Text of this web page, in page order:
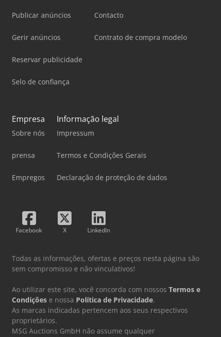
Publicar anúncios
Gerir anúncios
Reservar publicidade
Selo de confiança
Contacto
Contrato de compra modelo
Empresa
Sobre nós
prensa
Empregos
Informação legal
Impressum
Termos e Condições Gerais
Declaração de proteção de dados
Facebook X LinkedIn
Todas as informações, ofertas e preços nesta página são
sem compromisso e não vinculativos!
Ao utilizar este site, você concorda com nossos Termos e
Condições e nossa Política de Privacidade.
As marcas indicadas pertencem aos seus respectivos
proprietários.
MSG Auctions GmbH não assume qualquer